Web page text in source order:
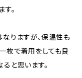
。
りますが、保温性も
枚で着用をしても良
と思います。